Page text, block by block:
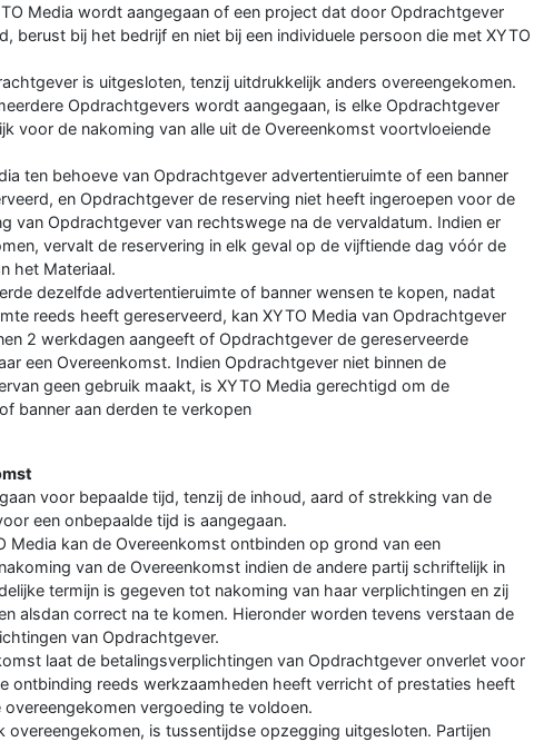
Media wordt aangegaan of een project dat door Opdrachtgever
berust bij het bedrijf en niet bij een individuele persoon die met XYTO
is uitgesloten, tenzij uitdrukkelijk anders overeengekomen.
Opdrachtgevers wordt aangegaan, is elke Opdrachtgever
voor de nakoming van alle uit de Overeenkomst voortvloeiende
ten behoeve van Opdrachtgever advertentieruimte of een banner
en Opdrachtgever de reserving niet heeft ingeroepen voor de
van Opdrachtgever van rechtswege na de vervaldatum. Indien er
vervalt de reservering in elk geval op de vijftiende dag vóór de
het Materiaal.
dezelfde advertentieruimte of banner wensen te kopen, nadat
reeds heeft gereserveerd, kan XYTO Media van Opdrachtgever
2 werkdagen aangeeft of Opdrachtgever de gereserveerde
een Overeenkomst. Indien Opdrachtgever niet binnen de
geen gebruik maakt, is XYTO Media gerechtigd om de
banner aan derden te verkopen
voor bepaalde tijd, tenzij de inhoud, aard of strekking van de
een onbepaalde tijd is aangegaan.
Media kan de Overeenkomst ontbinden op grond van een
van de Overeenkomst indien de andere partij schriftelijk in
termijn is gegeven tot nakoming van haar verplichtingen en zij
alsdan correct na te komen. Hieronder worden tevens verstaan de
van Opdrachtgever.
laat de betalingsverplichtingen van Opdrachtgever onverlet voor
ontbinding reeds werkzaamheden heeft verricht of prestaties heeft
vergoeding te voldoen.
overeengekomen, is tussentijdse opzegging uitgesloten. Partijen